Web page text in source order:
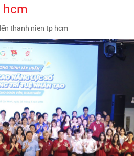
thanh nien tp hcm